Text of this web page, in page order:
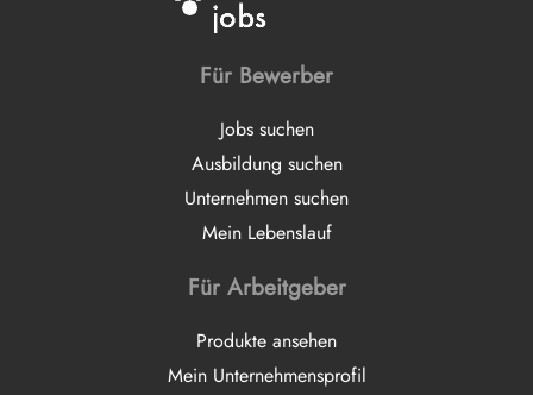
Für Bewerber
Jobs suchen
Ausbildung suchen
Unternehmen suchen
Mein Lebenslauf
Für Arbeitgeber
Produkte ansehen
Mein Unternehmensprofil